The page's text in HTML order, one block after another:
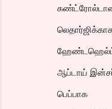
ஆப்டாய்
பெப்பாக